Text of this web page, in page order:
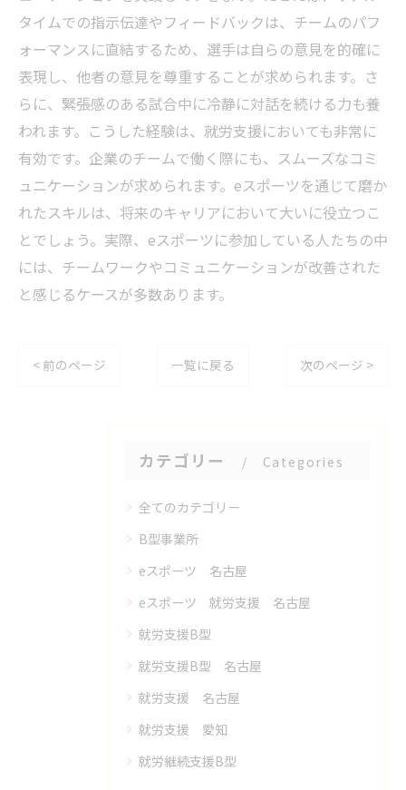
タイムでの指示伝達やフィードバックは、チームのパフ
ォーマンスに直結するため、選手は自らの意見を的確に
表現し、他者の意見を尊重することが求められます。さ
らに、緊張感のある試合中に冷静に対話を続ける力も養
われます。こうした経験は、就労支援においても非常に
有効です。企業のチームで働く際にも、スムーズなコミ
ュニケーションが求められます。eスポーツを通じて磨か
れたスキルは、将来のキャリアにおいて大いに役立つこ
とでしょう。実際、eスポーツに参加している人たちの中
には、チームワークやコミュニケーションが改善された
と感じるケースが多数あります。
< 前のページ 一覧に戻る 次のページ >
カテゴリー Categories
全てのカテゴリー
B型事業所
eスポーツ 名古屋
eスポーツ 就労支援 名古屋
就労支援B型
就労支援B型 名古屋
就労支援 名古屋
就労支援 愛知
就労継続支援B型